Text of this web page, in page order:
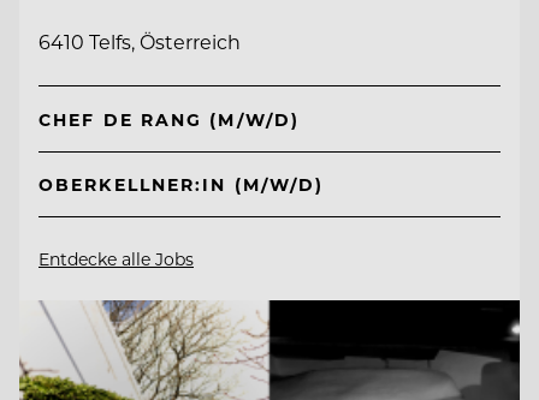
6410 Telfs, Österreich
CHEF DE RANG (M/W/D)
OBERKELLNER:IN (M/W/D)
Entdecke alle Jobs